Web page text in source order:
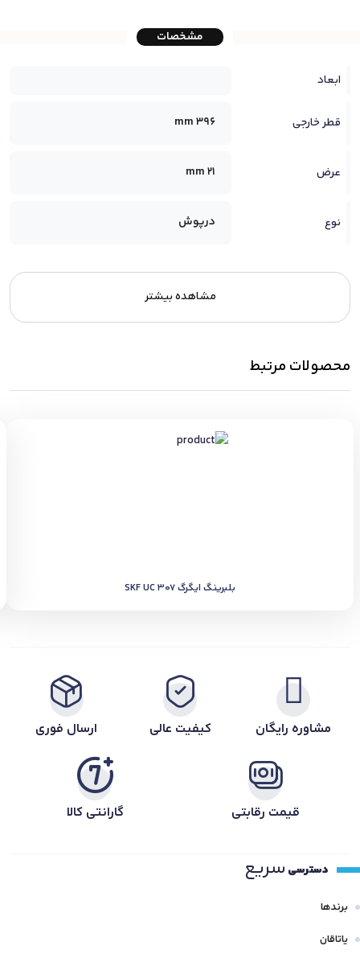
مشخصات
ابعاد
قطر خارجی 396 mm
عرض 21 mm
نوع درپوش
مشاهده بیشتر
محصولات مرتبط
بلبرینگ ایگرگ SKF UC 307
مشاوره رایگان کیفیت عالی ارسال فوری
قیمت رقابتی گارانتی کالا
دسترسی سریع
برندها
یاتاقان